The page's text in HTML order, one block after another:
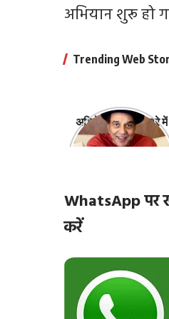
अभियान शुरू हो
Trending Web
अभिनेता धर्मेंद्र के बारे में
10 रोचक बातें, जिनके
WhatsApp पर
करें